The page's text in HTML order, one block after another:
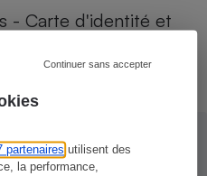
partenaires utilisent des
la performance,
Continuer sans accepter
- Carte d'identité et